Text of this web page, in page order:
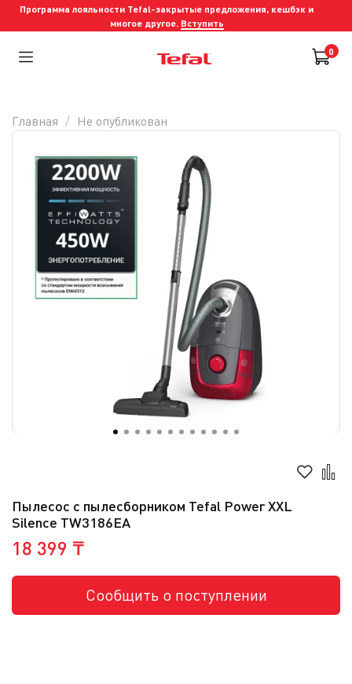
Программа лояльности Tefal-закрытые предложения, кешбэк и
многое другое. Вступить
0
Пылесос с пылесборником Tefal Power XXL
Silence TW3186EA
18 399 ₸
Сообщить о поступлении
Главная Не опубликован